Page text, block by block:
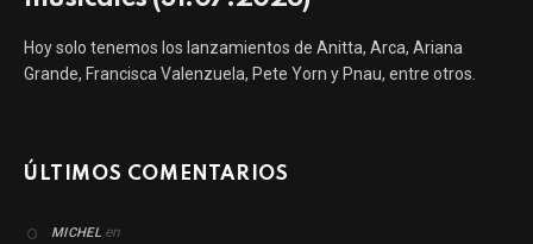
Hoy solo tenemos los lanzamientos de Anitta, Arca, Ariana
Grande, Francisca Valenzuela, Pete Yorn y Pnau, entre otros.
ÚLTIMOS COMENTARIOS
MICHELen